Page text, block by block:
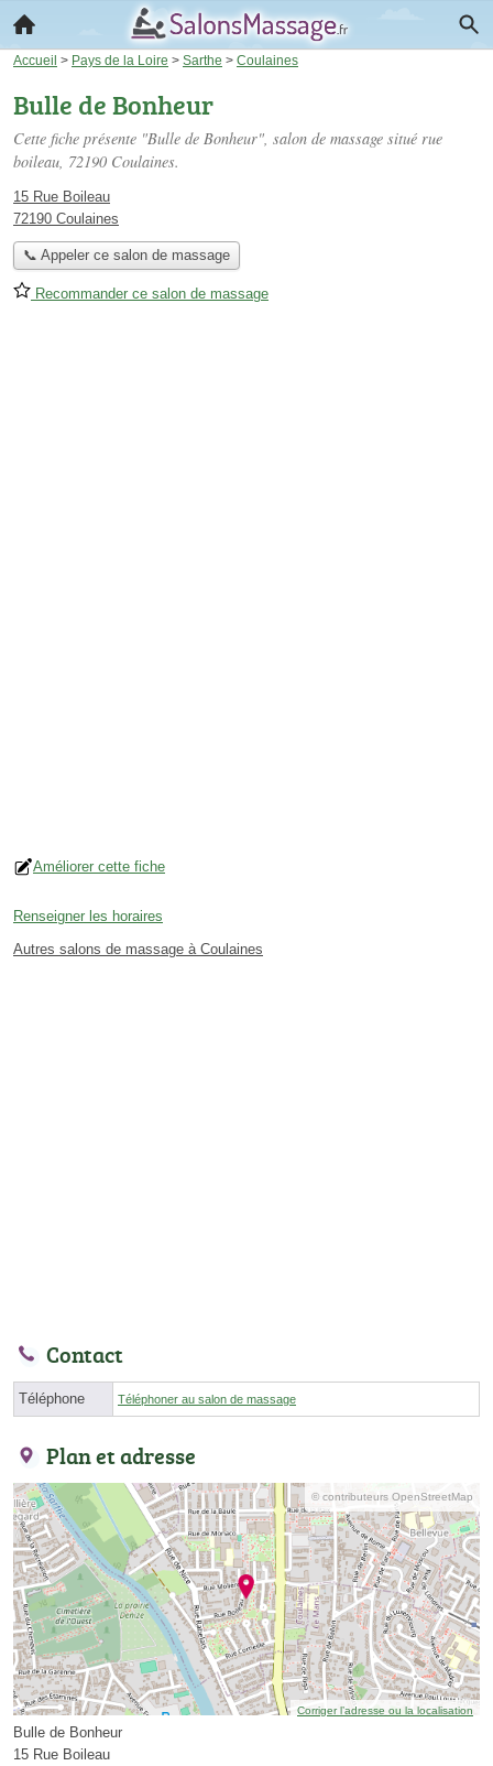
Accueil > Pays de la Loire > Sarthe > Coulaines
Bulle de Bonheur
Cette fiche présente "Bulle de Bonheur", salon de massage situé rue
boileau, 72190 Coulaines.
15 Rue Boileau
72190 Coulaines
📞 Appeler ce salon de massage
Recommander ce salon de massage
Améliorer cette fiche
Renseigner les horaires
Autres salons de massage à Coulaines
Contact
Téléphone Téléphoner au salon de massage
Plan et adresse
© contributeurs OpenStreetMap
Corriger l’adresse ou la localisation
Bulle de Bonheur
15 Rue Boileau